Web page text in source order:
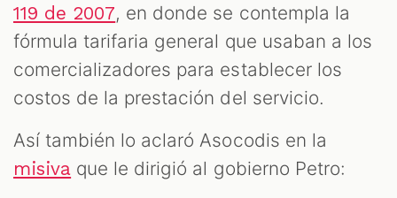
119 de 2007, en donde se contempla la
fórmula tarifaria general que usaban a los
comercializadores para establecer los
costos de la prestación del servicio.
Así también lo aclaró Asocodis en la
misiva que le dirigió al gobierno Petro: